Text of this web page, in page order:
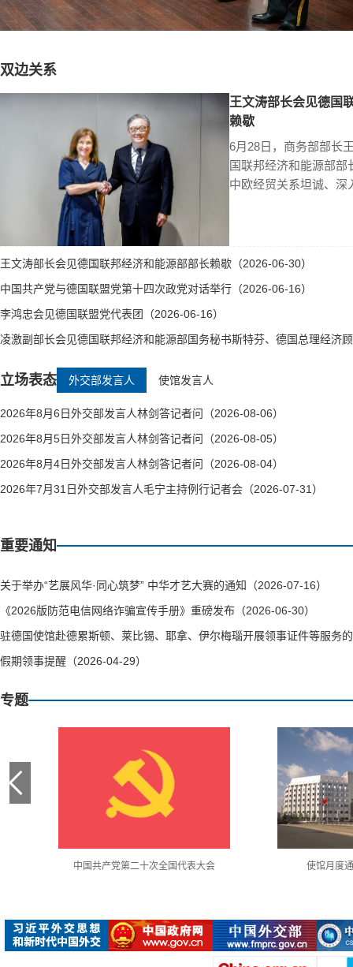
双边关系
王文涛部长会见德国
赖歇
6月28日，商务部部长
国联邦经济和能源部
中欧经贸关系坦诚、深
王文涛部长会见德国联邦经济和能源部部长赖歇（2026-06-30）
中国共产党与德国联盟党第十四次政党对话举行（2026-06-16）
李鸿忠会见德国联盟党代表团（2026-06-16）
凌激副部长会见德国联邦经济和能源部国务秘书斯特芬、德国总理经济
立场表态 外交部发言人 使馆发言人
2026年8月6日外交部发言人林剑答记者问（2026-08-06）
2026年8月5日外交部发言人林剑答记者问（2026-08-05）
2026年8月4日外交部发言人林剑答记者问（2026-08-04）
2026年7月31日外交部发言人毛宁主持例行记者会（2026-07-31）
重要通知
关于举办“艺展风华·同心筑梦” 中华才艺大赛的通知（2026-07-16）
《2026版防范电信网络诈骗宣传手册》重磅发布（2026-06-30）
驻德国使馆赴德累斯顿、莱比锡、耶拿、伊尔梅瑙开展领事证件等服务
假期领事提醒（2026-04-29）
专题
中国共产党第二十次全国代表大会 使馆月度